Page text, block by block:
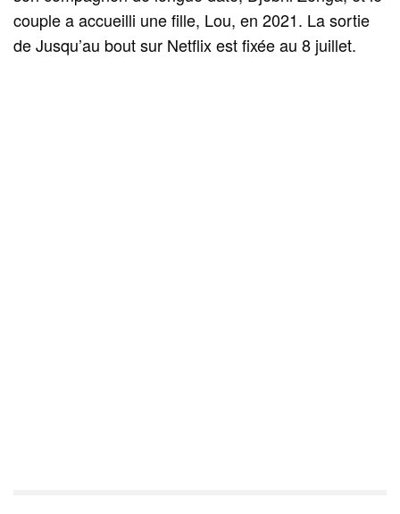
couple a accueilli une fille, Lou, en 2021. La sortie
de Jusqu’au bout sur Netflix est fixée au 8 juillet.